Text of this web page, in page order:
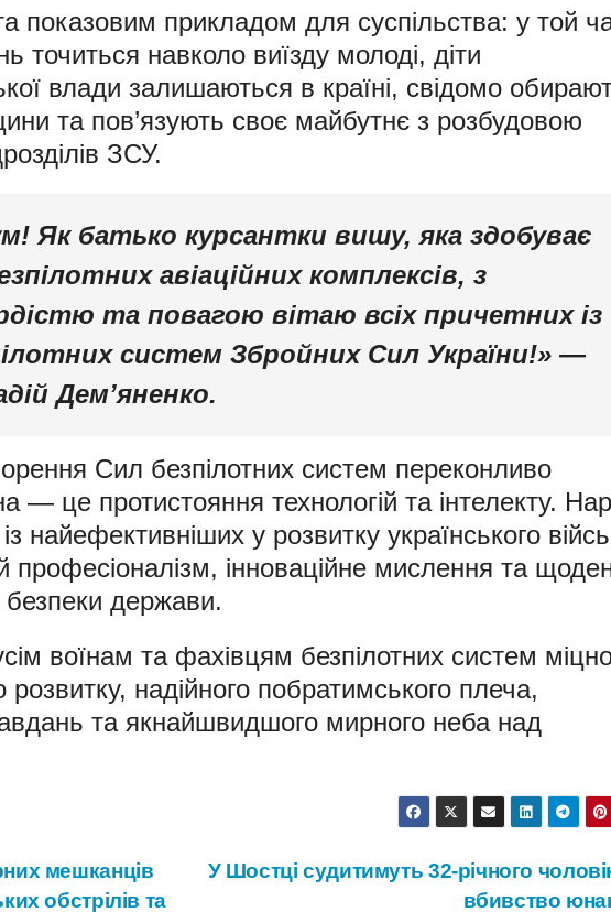
показовим прикладом для суспільства: у той
точиться навколо виїзду молоді, діти
влади залишаються в країні, свідомо
та пов’язують своє майбутнє з розбудовою
ЗСУ.
Як батько курсантки вишу, яка здобуває
авіаційних комплексів, з
та повагою вітаю всіх причетних із
систем Збройних Сил України!» —
Дем’яненко.
Сил безпілотних систем переконливо
— це протистояння технологій та інтелекту.
найефективніших у розвитку українського
професіоналізм, інноваційне мислення та
безпеки держави.
воїнам та фахівцям безпілотних систем
розвитку, надійного побратимського плеча,
та якнайшвидшого мирного неба над
У Шостці судитимуть 32-річного
вбивство
мешканців
обстрілів та